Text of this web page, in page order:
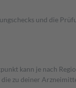
und die
kann je nach
zu deiner